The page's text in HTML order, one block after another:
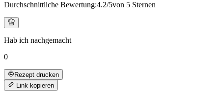
Durchschnittliche Bewertung:4.2/5von 5 Sternen
Hab ich nachgemacht
0
Rezept drucken
Link kopieren